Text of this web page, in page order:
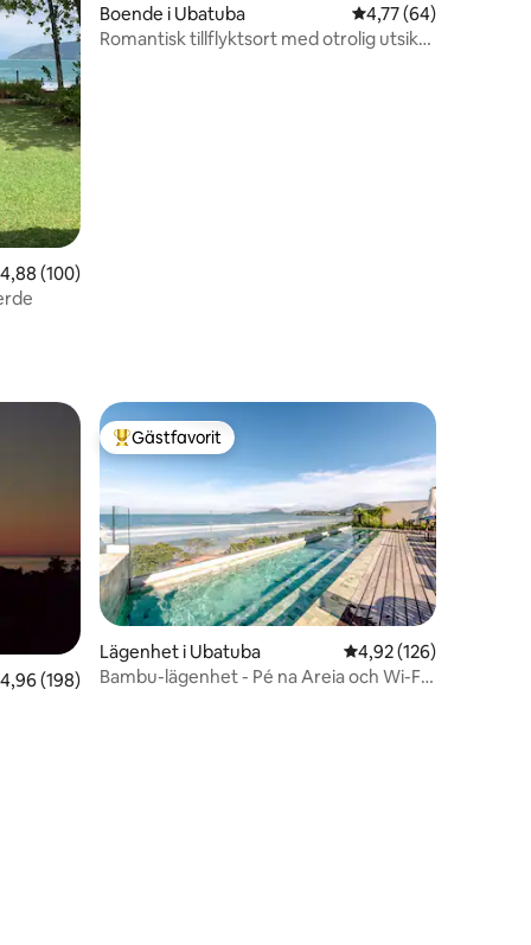
av 5 i genomsnittligt betyg, 100 omdömen
4,88 (100)
Boende i Ubatuba 4,77 av 5 i
4,77 (64)
Romantisk tillflyktsort med otrolig utsikt
av 5 i genomsnittligt betyg, 198 omdömen
4,96 (198)
Populär gästfavorit
Gästfavorit
Lägenhet i Ubatuba 4,92 av 5 i
4,92 (126)
Bambu-lägenhet - Pé na Areia och Wi-Fi i